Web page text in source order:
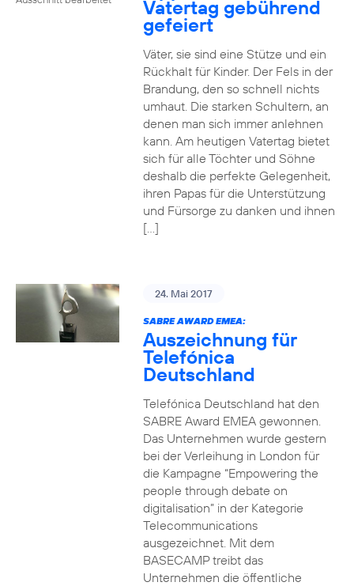
Vatertag gebührend
gefeiert
Väter, sie sind eine Stütze und ein
Rückhalt für Kinder. Der Fels in der
Brandung, den so schnell nichts
umhaut. Die starken Schultern, an
denen man sich immer anlehnen
kann. Am heutigen Vatertag bietet
sich für alle Töchter und Söhne
deshalb die perfekte Gelegenheit,
ihren Papas für die Unterstützung
und Fürsorge zu danken und ihnen
[…]
24. Mai 2017
SABRE AWARD EMEA:
Auszeichnung für
Telefónica
Deutschland
Telefónica Deutschland hat den
SABRE Award EMEA gewonnen.
Das Unternehmen wurde gestern
bei der Verleihung in London für
die Kampagne “Empowering the
people through debate on
digitalisation” in der Kategorie
Telecommunications
ausgezeichnet. Mit dem
BASECAMP treibt das
Unternehmen die öffentliche